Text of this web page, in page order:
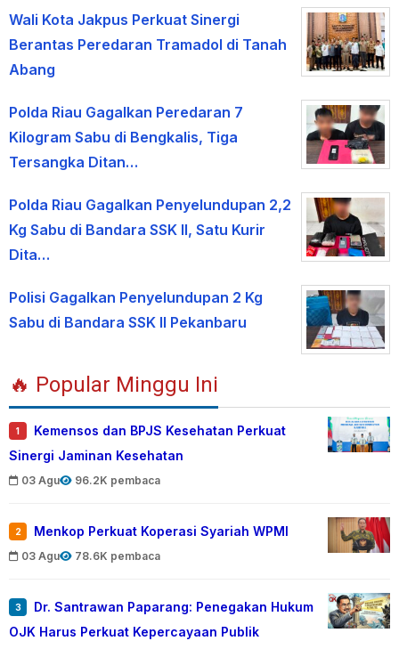
Wali Kota Jakpus Perkuat Sinergi
Berantas Peredaran Tramadol di Tanah
Abang
Polda Riau Gagalkan Peredaran 7
Kilogram Sabu di Bengkalis, Tiga
Tersangka Ditan…
Polda Riau Gagalkan Penyelundupan 2,2
Kg Sabu di Bandara SSK II, Satu Kurir
Dita…
Polisi Gagalkan Penyelundupan 2 Kg
Sabu di Bandara SSK II Pekanbaru
🔥 Popular Minggu Ini
1
Kemensos dan BPJS Kesehatan Perkuat
Sinergi Jaminan Kesehatan
03 Agu 96.2K pembaca
2 Menkop Perkuat Koperasi Syariah WPMI
03 Agu 78.6K pembaca
3
Dr. Santrawan Paparang: Penegakan Hukum
OJK Harus Perkuat Kepercayaan Publik